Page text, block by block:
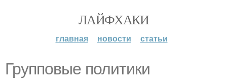
ЛАЙФХАКИ
главная новости статьи
Групповые политики